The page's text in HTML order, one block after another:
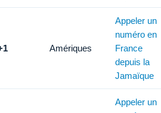
Amériques
Appeler un
numéro en
France
depuis la
Jamaïque
Appeler un